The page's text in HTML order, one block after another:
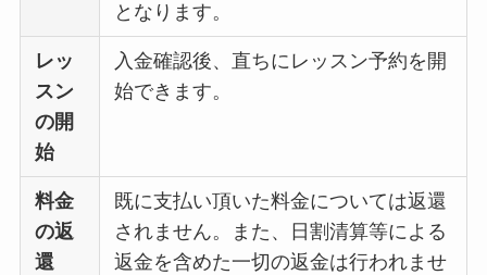
となります。
レッ
スン
の開
始
入金確認後、直ちにレッスン予約を開
始できます。
料金
の返
還
既に支払い頂いた料金については返還
されません。また、日割清算等による
返金を含めた一切の返金は行われませ